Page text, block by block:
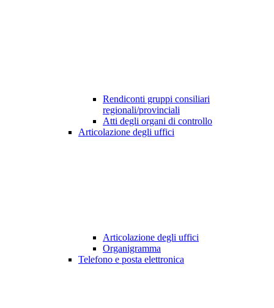
Rendiconti gruppi consiliari
regionali/provinciali
Atti degli organi di controllo
Articolazione degli uffici
Articolazione degli uffici
Organigramma
Telefono e posta elettronica